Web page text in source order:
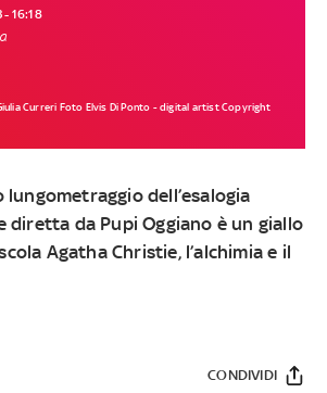
- 16:18
Curreri Foto Elvis Di Ponto - digital artist Copyright
lungometraggio dell’esalogia
diretta da Pupi Oggiano è un giallo
Agatha Christie, l’alchimia e il
CONDIVIDI